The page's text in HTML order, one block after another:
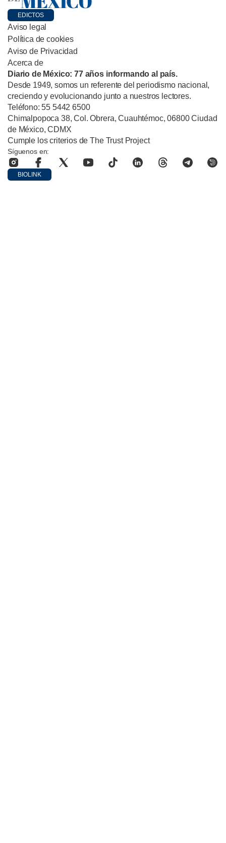
EDICTOS
Aviso legal
Política de cookies
Aviso de Privacidad
Acerca de
Diario de México: 77 años informando al país.
Desde 1949, somos un referente del periodismo nacional,
creciendo y evolucionando junto a nuestros lectores.
Teléfono: 55 5442 6500
Chimalpopoca 38, Col. Obrera, Cuauhtémoc, 06800 Ciudad
de México, CDMX
Cumple los criterios de The Trust Project
Síguenos en:
BIOLINK